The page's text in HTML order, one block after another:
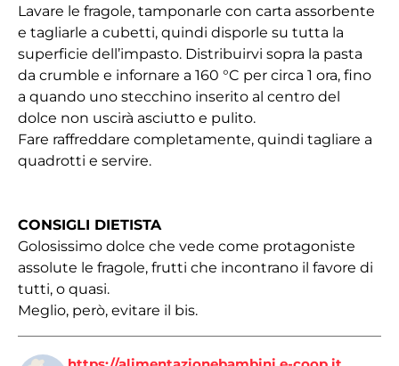
Lavare le fragole, tamponarle con carta assorbente
e tagliarle a cubetti, quindi disporle su tutta la
superficie dell’impasto. Distribuirvi sopra la pasta
da crumble e infornare a 160 °C per circa 1 ora, fino
a quando uno stecchino inserito al centro del
dolce non uscirà asciutto e pulito.
Fare raffreddare completamente, quindi tagliare a
quadrotti e servire.
CONSIGLI DIETISTA
Golosissimo dolce che vede come protagoniste
assolute le fragole, frutti che incontrano il favore di
tutti, o quasi.
Meglio, però, evitare il bis.